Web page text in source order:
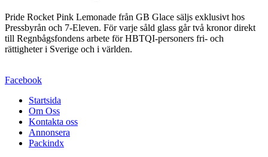
Pride Rocket Pink Lemonade från GB Glace säljs exklusivt hos
Pressbyrån och 7-Eleven. För varje såld glass går två kronor direkt
till Regnbågsfondens arbete för HBTQI-personers fri- och
rättigheter i Sverige och i världen.
Facebook
Startsida
Om Oss
Kontakta oss
Annonsera
Packindx